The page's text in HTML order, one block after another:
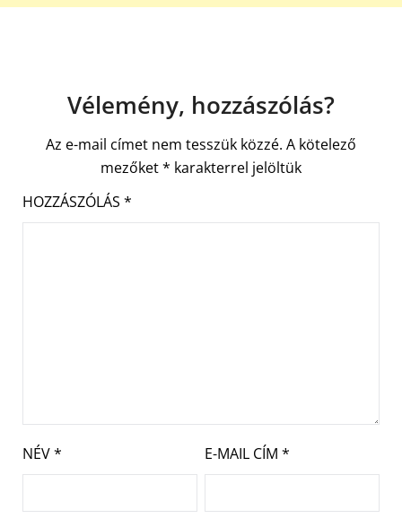
Vélemény, hozzászólás?
Az e-mail címet nem tesszük közzé. A kötelező
mezőket* karakterrel jelöltük
HOZZÁSZÓLÁS *
NÉV* E-MAIL CÍM *